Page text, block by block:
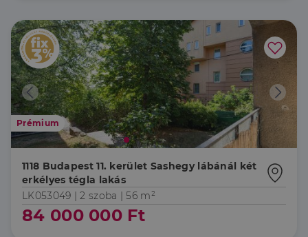
Prémium
1118 Budapest 11. kerület Sashegy lábánál két
erkélyes tégla lakás
LK053049 |2 szoba | 56 m²
84 000 000 Ft